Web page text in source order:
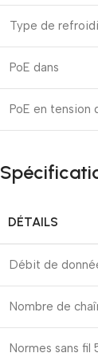
Type de
PoE dans
PoE en tension
DÉTAILS
Débit de
Nombre de
Normes sans fil